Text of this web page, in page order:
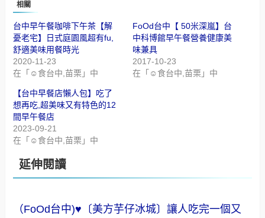
相關
台中早午餐咖啡下午茶【解
憂老宅】日式庭園風超有fu,
舒適美味用餐時光
2020-11-23
在「☺食台中,苗栗」中
FoOd台中【 50米深嵐】台
中科博館早午餐營養健康美
味兼具
2017-10-23
在「☺食台中,苗栗」中
【台中早餐店懶人包】吃了
想再吃,超美味又有特色的12
間早午餐店
2023-09-21
在「☺食台中,苗栗」中
延伸閱讀
（FoOd台中)♥〔美方芋仔冰城〕讓人吃完一個又